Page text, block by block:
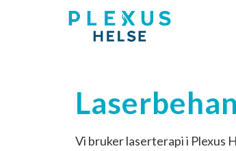
Vi bruker laserterapi i Plexus